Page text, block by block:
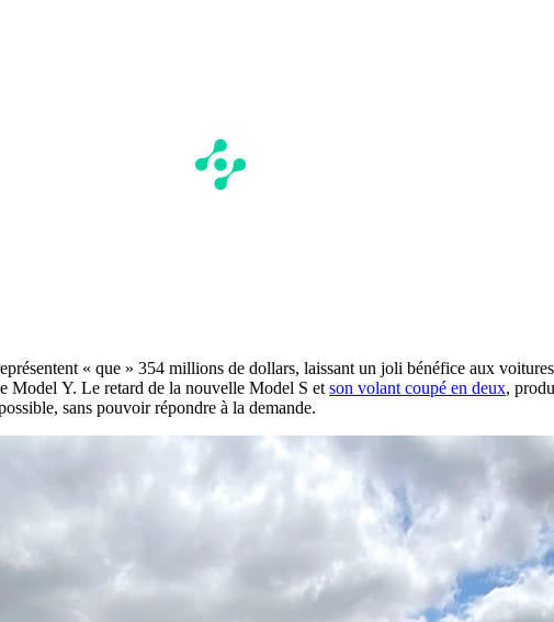
« que » 354 millions de dollars, laissant un joli bénéfice aux
Model Y. Le retard de la nouvelle Model S et son volant coupé en deux,
sans pouvoir répondre à la demande.